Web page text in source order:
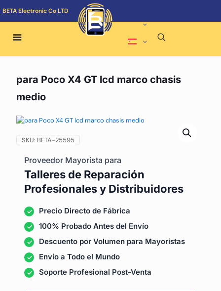
BETA Electronic Co LTD
para Poco X4 GT lcd marco chasis
medio
SKU: BETA-25595
Proveedor Mayorista para
Talleres de Reparación
Profesionales y Distribuidores
Precio Directo de Fábrica
100% Probado Antes del Envío
Descuento por Volumen para Mayoristas
Envío a Todo el Mundo
Soporte Profesional Post-Venta